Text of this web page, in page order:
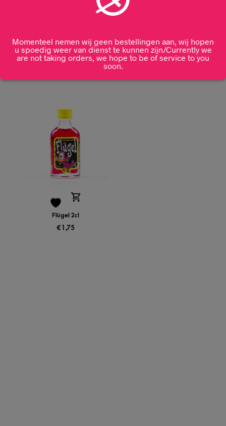
Lavish Green Apple
absinth 25cl
Flügel 10-pack
Flügel 2cl
€ 1,75
Momenteel nemen wij geen bestellingen aan, wij hopen
u spoedig weer van dienst te kunnen zijn/Currently we
are not taking orders, we hope to be of service to you
soon.